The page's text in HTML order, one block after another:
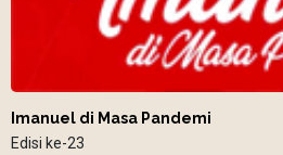
Imanuel di Masa Pandemi
Edisi ke-23